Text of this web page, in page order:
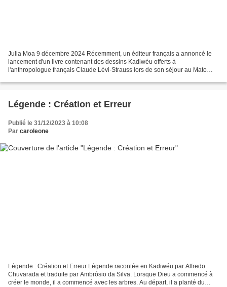
Julia Moa 9 décembre 2024 Récemment, un éditeur français a annoncé le
lancement d'un livre contenant des dessins Kadiwéu offerts à
l'anthropologue français Claude Lévi-Strauss lors de son séjour au Mato
Légende : Création et Erreur
Publié le 31/12/2023 à 10:08
Par caroleone
Légende : Création et Erreur Légende racontée en Kadiwéu par Alfredo
Chuvarada et traduite par Ambrósio da Silva. Lorsque Dieu a commencé à
créer le monde, il a commencé avec les arbres. Au départ, il a planté du